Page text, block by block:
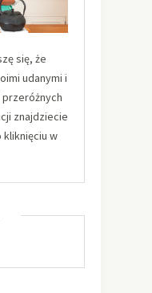
się, że
udanymi i
znajdziecie
kliknięciu w